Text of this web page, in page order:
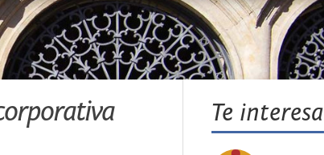
Te interesa